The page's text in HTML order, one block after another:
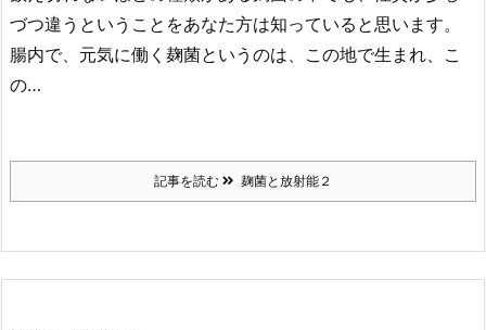
づつ違うということをあなた方は知っていると思います。
腸内で、元気に働く麹菌というのは、この地で生まれ、こ
の…
記事を読む 麹菌と放射能２